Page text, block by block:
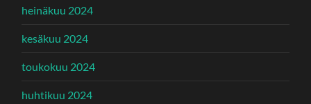
heinäkuu 2024
kesäkuu 2024
toukokuu 2024
huhtikuu 2024